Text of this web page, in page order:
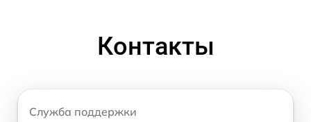
Контакты
Служба поддержки